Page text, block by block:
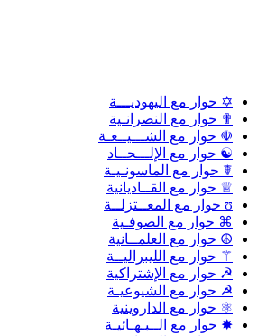
✡ حوار مع اليهوديـــة
✟ حوار مع النصرانـية
☫ حوار مع الشـــيــعـة
☯ حوار مع الإلـــحــاد
☤ حوار مع الماسونـيـة
♕ حوار مع القــاديانية
ʊ حوار مع المعــتزلــة
⌘ حوار مع الصوفـية
☮ حوار مع العلمــانية
⚚ حوار مع الليبراليــة
☭ حوار مع الإشتراكية
☭ حوار مع الشيوعيـة
⚛ حوار مع الداروينية
✸ حوار مع الــبـهـائيـة